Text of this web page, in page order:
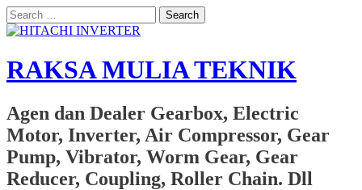
Search
for:
RAKSA MULIA TEKNIK
Agen dan Dealer Gearbox, Electric
Motor, Inverter, Air Compressor, Gear
Pump, Vibrator, Worm Gear, Gear
Reducer, Coupling, Roller Chain. Dll